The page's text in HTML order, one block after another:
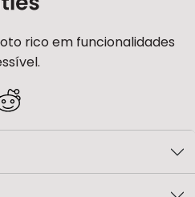
rico em funcionalidades